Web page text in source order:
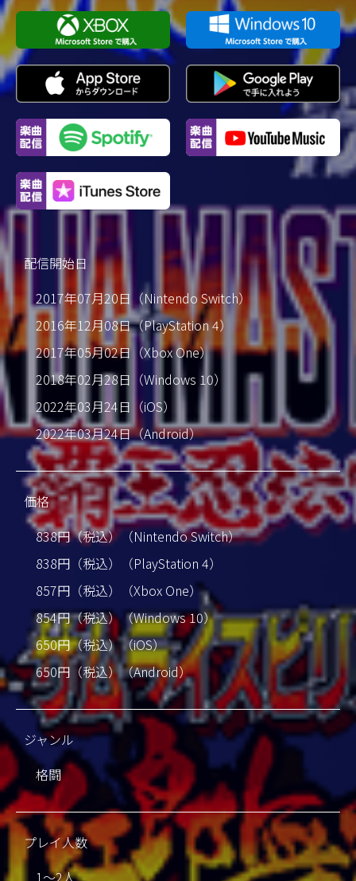
配信開始日
2017年07月20日（Nintendo Switch）
2016年12月08日（PlayStation 4）
2017年05月02日（Xbox One）
2018年02月28日（Windows 10）
2022年03月24日（iOS）
2022年03月24日（Android）
価格
838円（税込）（Nintendo Switch）
838円（税込）（PlayStation 4）
857円（税込）（Xbox One）
854円（税込）（Windows 10）
650円（税込）（iOS）
650円（税込）（Android）
ジャンル
格闘
プレイ人数
1～2人